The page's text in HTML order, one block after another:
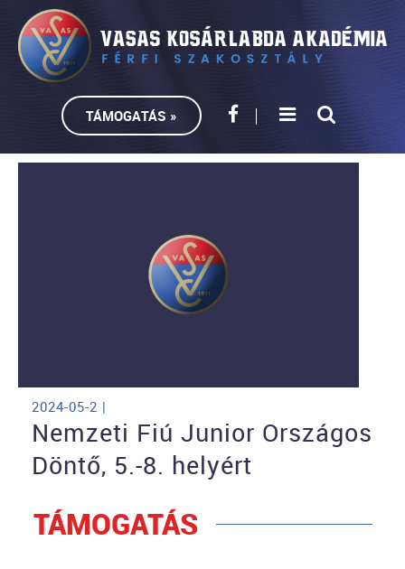
TÁMOGATÁS »
2024-05-2 |
Nemzeti Fiú Junior Országos
Döntő, 5.-8. helyért
TÁMOGATÁS